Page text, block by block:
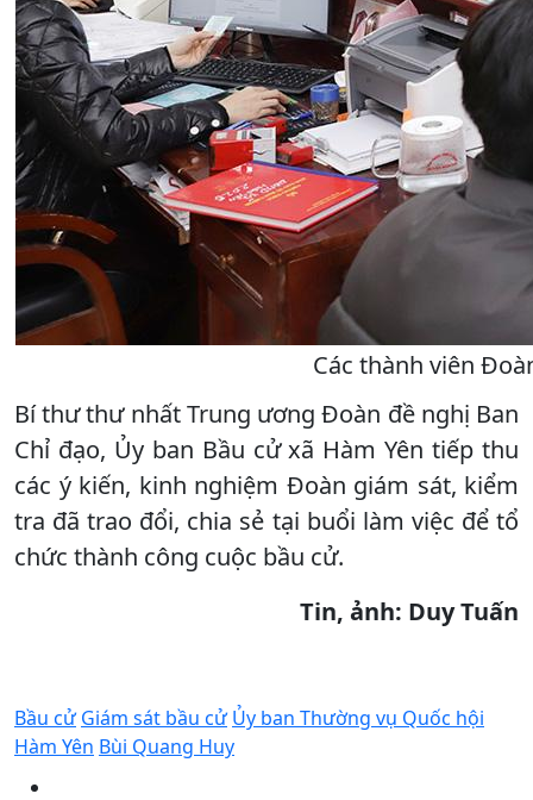
Các thành viên
Bí thư thư nhất Trung ương Đoàn đề nghị Ban
Chỉ đạo, Ủy ban Bầu cử xã Hàm Yên tiếp thu
các ý kiến, kinh nghiệm Đoàn giám sát, kiểm
tra đã trao đổi, chia sẻ tại buổi làm việc để tổ
chức thành công cuộc bầu cử.
Tin, ảnh: Duy Tuấn
Bầu cử Giám sát bầu cử Ủy ban Thường vụ Quốc hội
Hàm Yên Bùi Quang Huy